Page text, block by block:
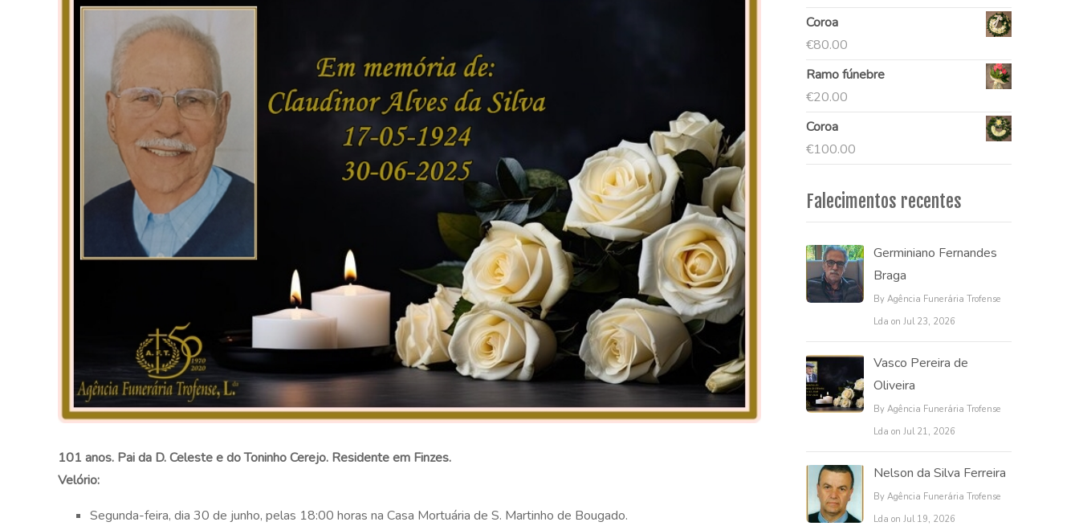
101 anos. Pai da D. Celeste e do Toninho Cerejo. Residente em Finzes.
Velório:
Segunda-feira, dia 30 de junho, pelas 18:00 horas na Casa Mortuária de S. Martinho de Bougado.
Coroa
€80.00
Ramo fúnebre
€20.00
Coroa
€100.00
Falecimentos recentes
Germiniano Fernandes
Braga
By Agência Funerária Trofense
Lda on Jul 23, 2026
Vasco Pereira de
Oliveira
By Agência Funerária Trofense
Lda on Jul 21, 2026
Nelson da Silva Ferreira
By Agência Funerária Trofense
Lda on Jul 19, 2026